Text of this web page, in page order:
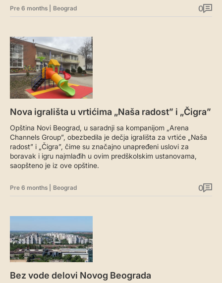
Pre 6 months Beograd 0
Nova igrališta u vrtićima „Naša radost” i „Čigra”
Opština Novi Beograd, u saradnji sa kompanijom „Arena
Channels Group”, obezbedila je dečja igrališta za vrtiće „Naša
radost” i „Čigra”, čime su značajno unapređeni uslovi za
boravak i igru najmlađih u ovim predškolskim ustanovama,
saopšteno je iz ove opštine.
Pre 6 months Beograd 0
Bez vode delovi Novog Beograda